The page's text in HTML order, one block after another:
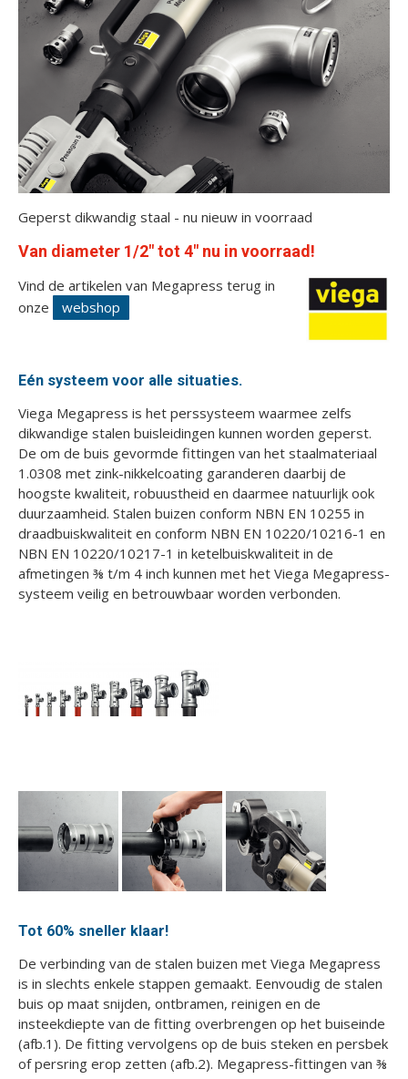
Geperst dikwandig staal - nu nieuw in voorraad
Van diameter 1/2" tot 4" nu in voorraad!
Vind de artikelen van Megapress terug in
onze
webshop
Eén systeem voor alle situaties.
Viega Megapress is het perssysteem waarmee zelfs
dikwandige stalen buisleidingen kunnen worden geperst.
De om de buis gevormde fittingen van het staalmateriaal
1.0308 met zink-nikkelcoating garanderen daarbij de
hoogste kwaliteit, robuustheid en daarmee natuurlijk ook
duurzaamheid. Stalen buizen conform NBN EN 10255 in
draadbuiskwaliteit en conform NBN EN 10220/10216-1 en
NBN EN 10220/10217-1 in ketelbuiskwaliteit in de
afmetingen ⅜ t/m 4 inch kunnen met het Viega Megapress-
systeem veilig en betrouwbaar worden verbonden.
Tot 60% sneller klaar!
De verbinding van de stalen buizen met Viega Megapress
is in slechts enkele stappen gemaakt. Eenvoudig de stalen
buis op maat snijden, ontbramen, reinigen en de
insteekdiepte van de fitting overbrengen op het buiseinde
(afb.1). De fitting vervolgens op de buis steken en persbek
of persring erop zetten (afb.2). Megapress-fittingen van ⅜